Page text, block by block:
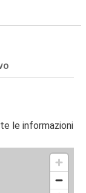
le informazioni